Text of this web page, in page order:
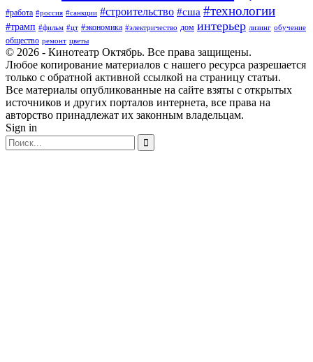
#работа #россия #санкции #строительство #сша #технологии
#трамп #фильм #цт #экономика #электричество дом интерьер лизинг обучение
общество ремонт цветы
© 2026 - Кинотеатр Октябрь. Все права защищены.
Любое копирование материалов с нашего ресурса разрешается
только с обратной активной ссылкой на страницу статьи.
Все материалы опубликованные на сайте взяты с открытых
источников и других порталов интернета, все права на
авторство принадлежат их законным владельцам.
Sign in